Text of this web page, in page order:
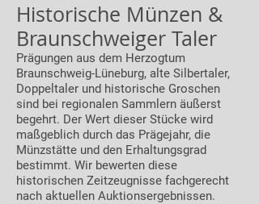
Historische Münzen &
Braunschweiger Taler
Prägungen aus dem Herzogtum
Braunschweig-Lüneburg, alte Silbertaler,
Doppeltaler und historische Groschen
sind bei regionalen Sammlern äußerst
begehrt. Der Wert dieser Stücke wird
maßgeblich durch das Prägejahr, die
Münzstätte und den Erhaltungsgrad
bestimmt. Wir bewerten diese
historischen Zeitzeugnisse fachgerecht
nach aktuellen Auktionsergebnissen.